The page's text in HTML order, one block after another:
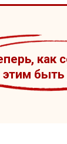
как
этим быть